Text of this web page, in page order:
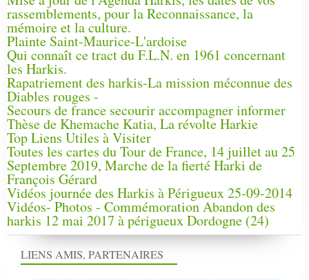
rassemblements, pour la Reconnaissance, la
mémoire et la culture.
Plainte Saint-Maurice-L'ardoise
Qui connaît ce tract du F.L.N. en 1961 concernant
les Harkis.
Rapatriement des harkis-La mission méconnue des
Diables rouges -
Secours de france secourir accompagner informer
Thèse de Khemache Katia, La révolte Harkie
Top Liens Utiles à Visiter
Toutes les cartes du Tour de France, 14 juillet au 25
Septembre 2019, Marche de la fierté Harki de
François Gérard
Vidéos journée des Harkis à Périgueux 25-09-2014
Vidéos- Photos - Commémoration Abandon des
harkis 12 mai 2017 à périgueux Dordogne (24)
LIENS AMIS, PARTENAIRES